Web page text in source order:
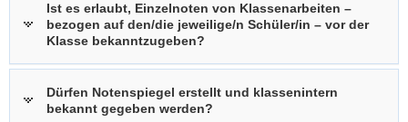
Ist es erlaubt, Einzelnoten von Klassenarbeiten –
bezogen auf den/die jeweilige/n Schüler/in – vor der
Klasse bekanntzugeben?
Dürfen Notenspiegel erstellt und klassenintern
bekannt gegeben werden?